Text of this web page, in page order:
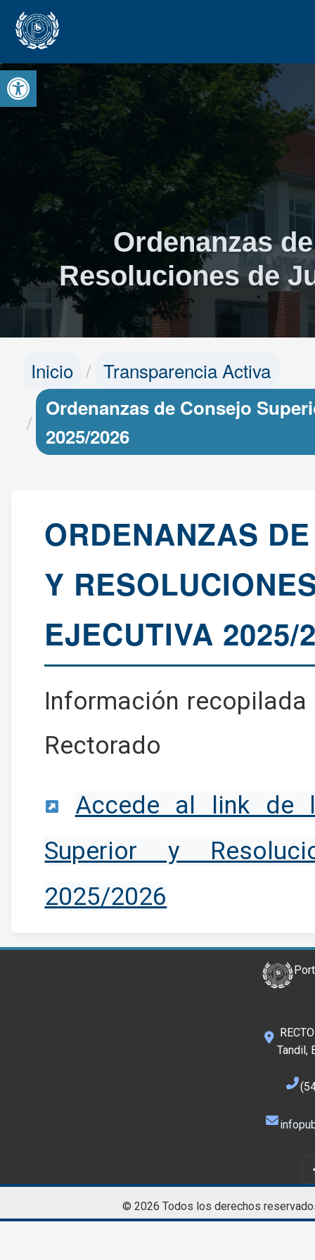
Open toolbar
Ordenanzas
Resoluciones de
Inicio
Transparencia Activa
Ordenanzas de Consejo
2025/2026
ORDENANZAS
Y
EJECUTIVA 2025/
Información
Rectorado
Accede al link de
Superior y
2025/2026
Tandil,
© 2026 Todos los derechos